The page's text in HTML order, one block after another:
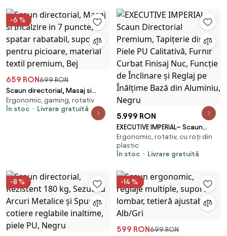
-6 %
659 RON699 RON
Scaun directorial, Masaj si
Incalzire in 7 puncte, spatar
rabatabil, suport pentru
Ergonomic, gaming, rotativ
În stoc
Livrare gratuită
5.999 RON
EXECUTIVE IMPERIAL– Scaun
Directorial Premium, Tapițerie
din Piele PU Calitativă, Furnir
Curbat Finisaj Nuc, Funcție de
Bază din Aluminiu, Negru
Ergonomic, rotativ, cu roți din
plastic
În stoc
Livrare gratuită
-8 % -14 %
599 RON699 RON